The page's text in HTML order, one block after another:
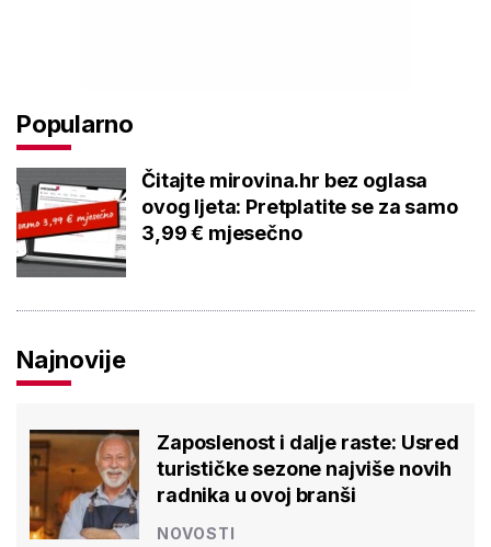
Popularno
Čitajte mirovina.hr bez oglasa
ovog ljeta: Pretplatite se za samo
3,99 € mjesečno
Najnovije
Zaposlenost i dalje raste: Usred
turističke sezone najviše novih
radnika u ovoj branši
NOVOSTI